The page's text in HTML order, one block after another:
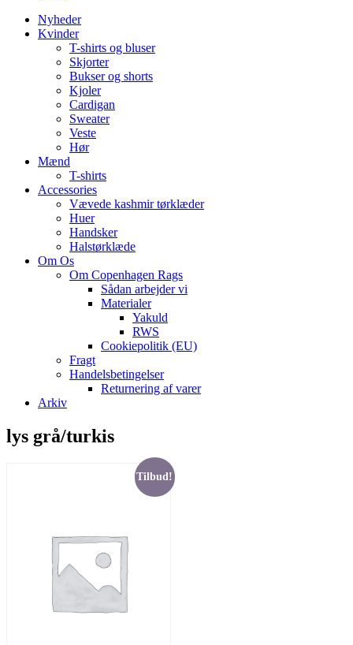
Nyheder
Kvinder
T-shirts og bluser
Skjorter
Bukser og shorts
Kjoler
Cardigan
Sweater
Veste
Hør
Mænd
T-shirts
Accessories
Vævede kashmir tørklæder
Huer
Handsker
Halstørklæde
Om Os
Om Copenhagen Rags
Sådan arbejder vi
Materialer
Yakuld
RWS
Cookiepolitik (EU)
Fragt
Handelsbetingelser
Returnering af varer
Arkiv
lys grå/turkis
Tilbud!